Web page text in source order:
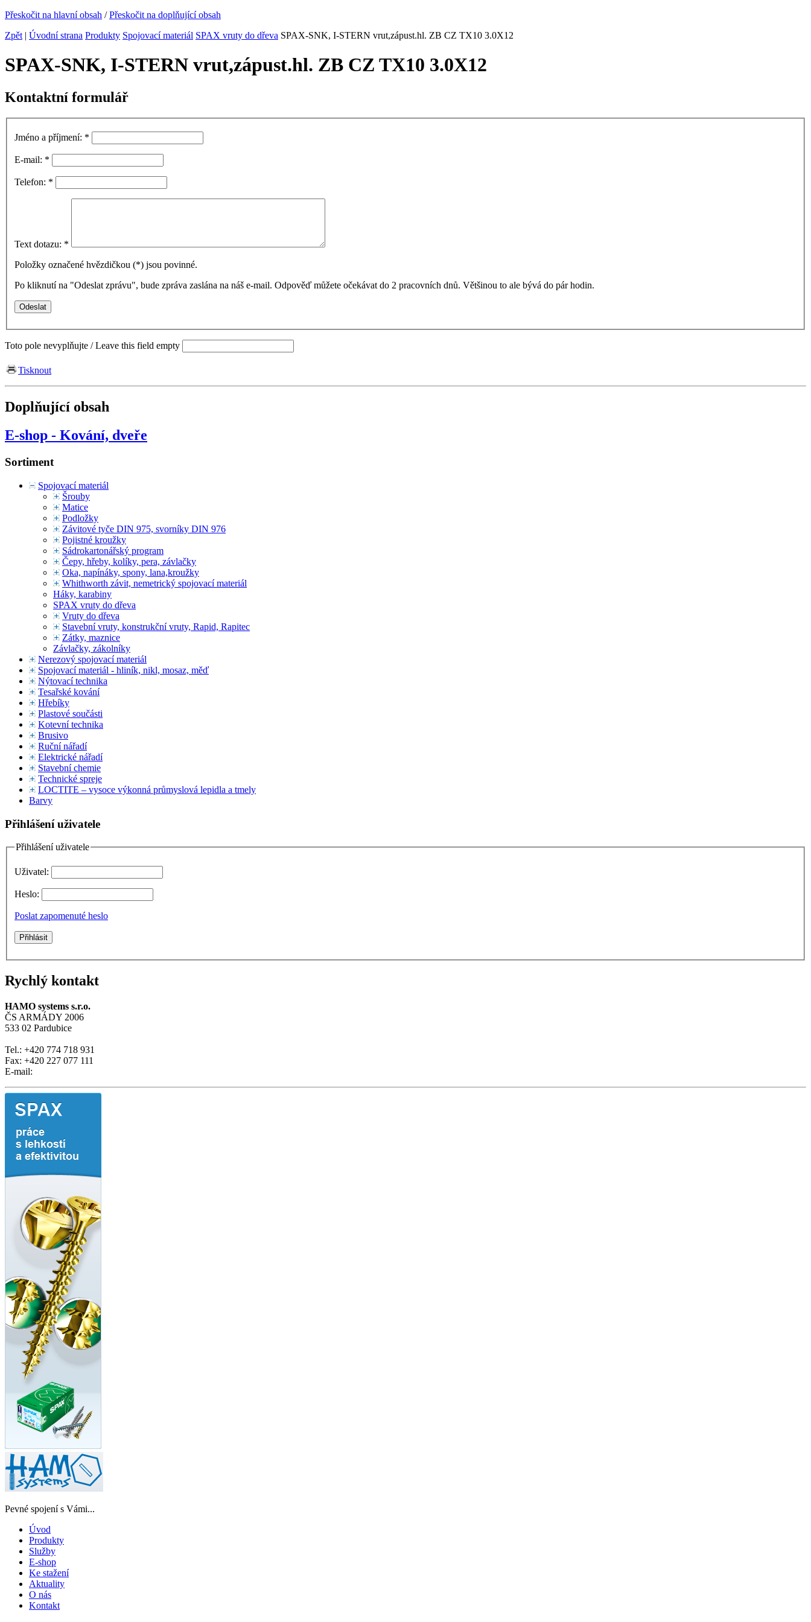
Přeskočit na hlavní obsah /Přeskočit na doplňující obsah
Zpět | Úvodní strana Produkty Spojovací materiál SPAX vruty do dřeva SPAX-SNK, I-STERN vrut,zápust.hl. ZB CZ TX10 3.0X12
SPAX-SNK, I-STERN vrut,zápust.hl. ZB CZ TX10 3.0X12
Kontaktní formulář
Jméno a příjmení: *
E-mail: *
Telefon: *
Text dotazu: *
Položky označené hvězdičkou (*) jsou povinné.
Po kliknutí na "Odeslat zprávu", bude zpráva zaslána na náš e-mail. Odpověď můžete očekávat do 2 pracovních dnů. Většinou to ale bývá do pár hodin.
Toto pole nevyplňujte / Leave this field empty
Tisknout
Doplňující obsah
E-shop - Kování, dveře
Sortiment
Spojovací materiál
Šrouby
Matice
Podložky
Závitové tyče DIN 975, svorníky DIN 976
Pojistné kroužky
Sádrokartonářský program
Čepy, hřeby, kolíky, pera, závlačky
Oka, napínáky, spony, lana,kroužky
Whithworth závit, nemetrický spojovací materiál
Háky, karabiny
SPAX vruty do dřeva
Vruty do dřeva
Stavební vruty, konstrukční vruty, Rapid, Rapitec
Zátky, maznice
Závlačky, zákolníky
Nerezový spojovací materiál
Spojovací materiál - hliník, nikl, mosaz, měď
Nýtovací technika
Tesařské kování
Hřebíky
Plastové součásti
Kotevní technika
Brusivo
Ruční nářadí
Elektrické nářadí
Stavební chemie
Technické spreje
LOCTITE – vysoce výkonná průmyslová lepidla a tmely
Barvy
Přihlášení uživatele
Přihlášení uživatele
Uživatel:
Heslo:
Poslat zapomenuté heslo
Rychlý kontakt
HAMO systems s.r.o.
ČS ARMÁDY 2006
533 02 Pardubice
Tel.: +420 774 718 931
Fax: +420 227 077 111
E-mail:
Pevné spojení s Vámi...
Úvod
Produkty
Služby
E-shop
Ke stažení
Aktuality
O nás
Kontakt